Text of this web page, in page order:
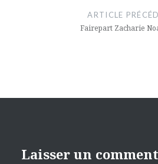
ARTICLE
Fairepart Zacharie
Laisser un